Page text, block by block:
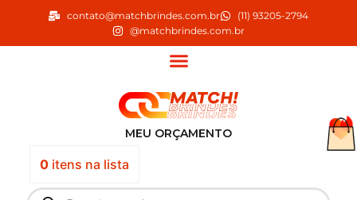
o
contato@matchbrindes.com.br
(11) 93205-2794
@matchbrindes.com.br
MEU ORÇAMENTO
0itens na lista
Pesquisar